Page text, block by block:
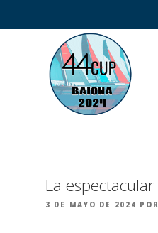
La
PUBLICADO
3 DE MAYO DE 2024 POR